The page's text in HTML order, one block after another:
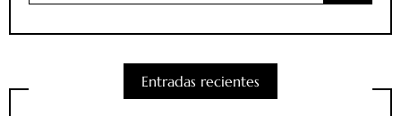
Entradas recientes